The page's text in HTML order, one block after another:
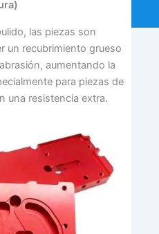
las piezas son
un recubrimiento grueso
aumentando la
para piezas de
una resistencia extra.